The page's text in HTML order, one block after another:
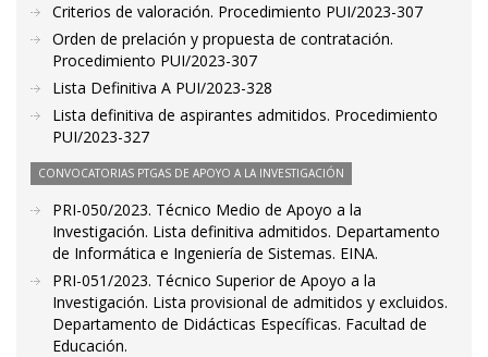
Criterios de valoración. Procedimiento PUI/2023-307
Orden de prelación y propuesta de contratación.
Procedimiento PUI/2023-307
Lista Definitiva A PUI/2023-328
Lista definitiva de aspirantes admitidos. Procedimiento
PUI/2023-327
CONVOCATORIAS PTGAS DE APOYO A LA INVESTIGACIÓN
PRI-050/2023. Técnico Medio de Apoyo a la
Investigación. Lista definitiva admitidos. Departamento
de Informática e Ingeniería de Sistemas. EINA.
PRI-051/2023. Técnico Superior de Apoyo a la
Investigación. Lista provisional de admitidos y excluidos.
Departamento de Didácticas Específicas. Facultad de
Educación.